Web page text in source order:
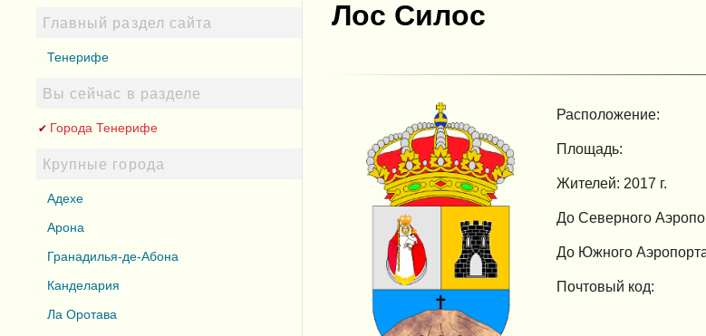
Лос Силос
Расположение:
Площадь:
Жителей: 2017 г.
До Северного
До Южного
Почтовый код:
Главный раздел сайта
Тенерифе
Вы сейчас в разделе
Города Тенерифе
Крупные города
Адехе
Арона
Гранадилья-де-Абона
Канделария
Ла Оротава